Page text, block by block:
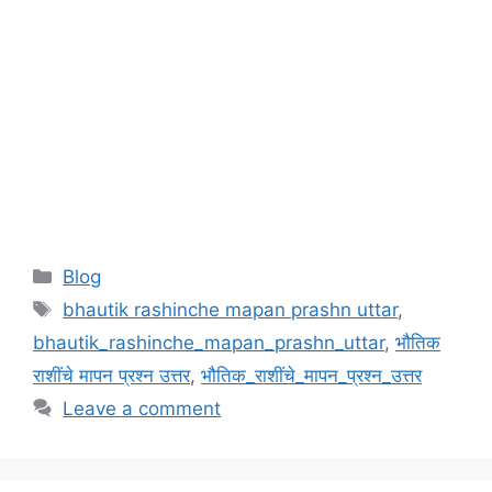
Categories
Blog
Tags
bhautik rashinche mapan prashn uttar,
bhautik_rashinche_mapan_prashn_uttar, भौतिक
राशींचे मापन प्रश्न उत्तर, भौतिक_राशींचे_मापन_प्रश्न_उत्तर
Leave a comment